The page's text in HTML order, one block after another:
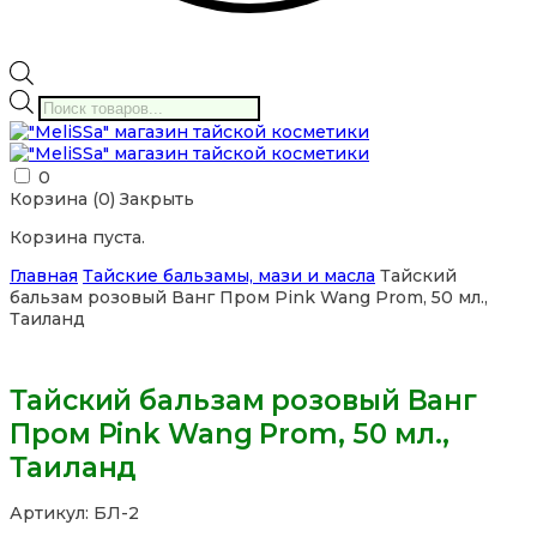
Поиск
товаров
0
Корзина (0) Закрыть
Корзина пуста.
Главная Тайские бальзамы, мази и масла Тайский
бальзам розовый Ванг Пром Pink Wang Prom, 50 мл.,
Таиланд
Тайский бальзам розовый Ванг
Пром Pink Wang Prom, 50 мл.,
Таиланд
Артикул: БЛ-2